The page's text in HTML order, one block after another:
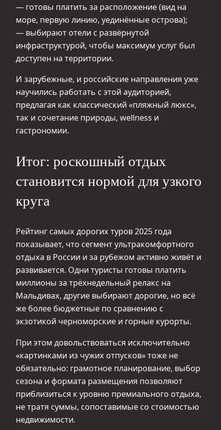
— готовы платить за расположение (вид на
море, первую линию, уединённые острова);
— выбирают отели с развёрнутой
инфраструктурой, чтобы максимум услуг был
доступен на территории.
И зарубежные, и российские направления уже
научились работать с этой аудиторией,
предлагая как классический «пляжный люкс»,
так и сочетание природы, wellness и
гастрономии.
Итог: роскошный отдых
становится нормой для узкого
круга
Рейтинг самых дорогих туров 2025 года
показывает, что сегмент ультракомфортного
отдыха в России и за рубежом активно живёт и
развивается. Одни туристы готовы платить
миллионы за трёхнедельный релакс на
Мальдивах, другие выбирают дорогие, но всё
же более бюджетные по сравнению с
экзотикой черноморские и горные курорты.
При этом довольствоваться исключительно
«картинками из чужих отпусков» тоже не
обязательно: грамотное планирование, выбор
сезона и формата размещения позволяют
приблизиться к уровню премиального отдыха,
не тратя суммы, сопоставимые со стоимостью
недвижимости.